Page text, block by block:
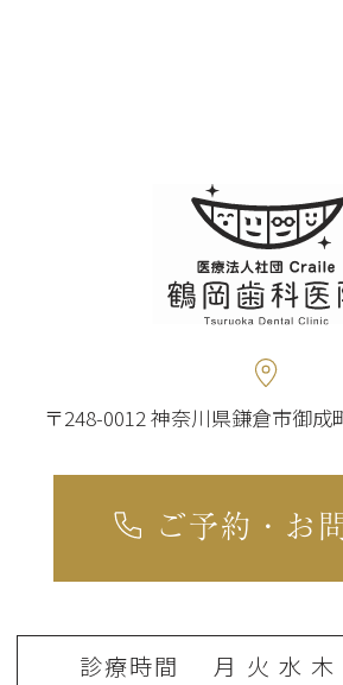
〒248-0012 神奈川県鎌倉市御成
ご予約・お
診療時間 月 火 水 木